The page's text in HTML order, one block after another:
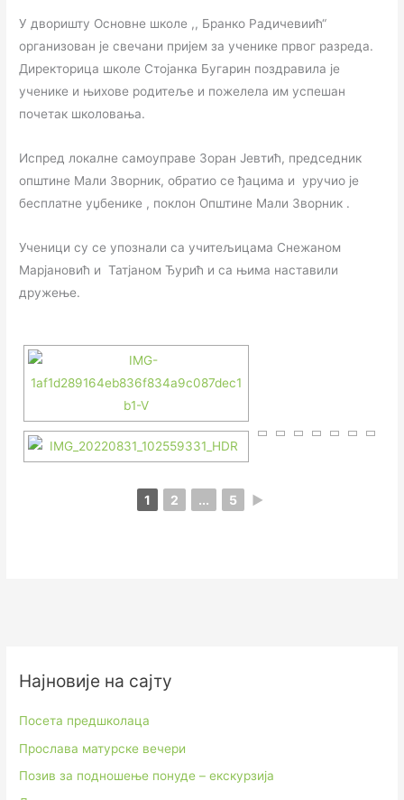
У дворишту Основне школе ,, Бранко Радичевиић“
организован је свечани пријем за ученике првог разреда.
Директорица школе Стојанка Бугарин поздравила је
ученике и њихове родитеље и пожелела им успешан
почетак школовања.
Испред локалне самоуправе Зоран Јевтић, председник
општине Мали Зворник, обратио се ђацима и уручио је
бесплатне уџбенике , поклон Општине Мали Зворник .
Ученици су се упознали са учитељицама Снежаном
Марјановић и Татјаном Ђурић и са њима наставили
дружење.
1 2 ... 5 ►
Најновије на сајту
Посета предшколаца
Прослава матурске вечери
Позив за подношење понуде – екскурзија